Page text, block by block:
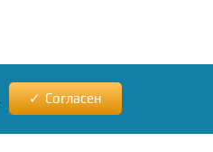
Согласен